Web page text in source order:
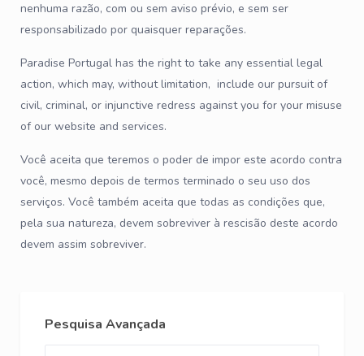
nenhuma razão, com ou sem aviso prévio, e sem ser
responsabilizado por quaisquer reparações.
Paradise Portugal has the right to take any essential legal
action, which may, without limitation, include our pursuit of
civil, criminal, or injunctive redress against you for your misuse
of our website and services.
Você aceita que teremos o poder de impor este acordo contra
você, mesmo depois de termos terminado o seu uso dos
serviços. Você também aceita que todas as condições que,
pela sua natureza, devem sobreviver à rescisão deste acordo
devem assim sobreviver.
Pesquisa Avançada